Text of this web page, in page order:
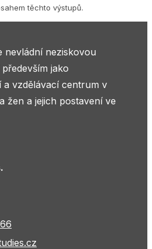
těchto výstupů.
nevládní neziskovou
jako
vzdělávací centrum v
žen a jejich postavení ve